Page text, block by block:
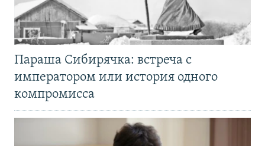
Параша Сибирячка: встреча с
императором или история одного
компромисса